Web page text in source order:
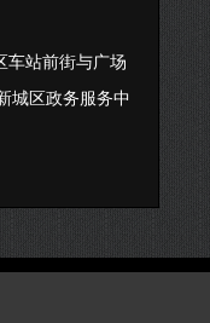
车站前街与广场
城区政务服务中